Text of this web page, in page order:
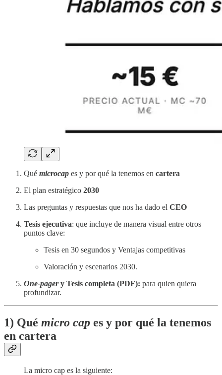
Qué microcap es y por qué la tenemos en cartera
El plan estratégico 2030
Las preguntas y respuestas que nos ha dado el CEO
Tesis ejecutiva: que incluye de manera visual entre otros
puntos clave:
Tesis en 30 segundos y Ventajas competitivas
Valoración y escenarios 2030.
One-pagery Tesis completa (PDF): para quien quiera
profundizar.
1) Qué micro cap es y por qué la tenemos
en cartera
La micro cap es la siguiente: